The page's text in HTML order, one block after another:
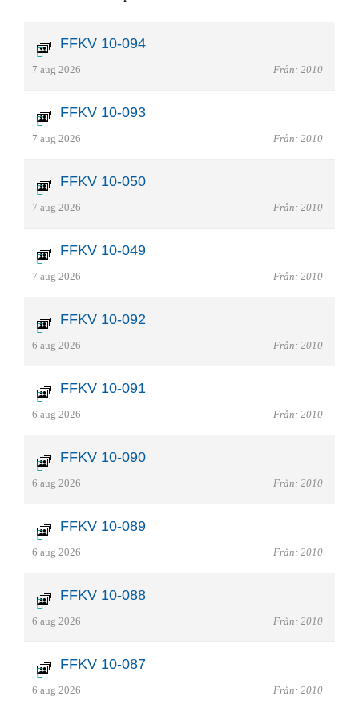
FFKV 10-094
7 aug 2026 Från: 2010
FFKV 10-093
7 aug 2026 Från: 2010
FFKV 10-050
7 aug 2026 Från: 2010
FFKV 10-049
7 aug 2026 Från: 2010
FFKV 10-092
6 aug 2026 Från: 2010
FFKV 10-091
6 aug 2026 Från: 2010
FFKV 10-090
6 aug 2026 Från: 2010
FFKV 10-089
6 aug 2026 Från: 2010
FFKV 10-088
6 aug 2026 Från: 2010
FFKV 10-087
6 aug 2026 Från: 2010